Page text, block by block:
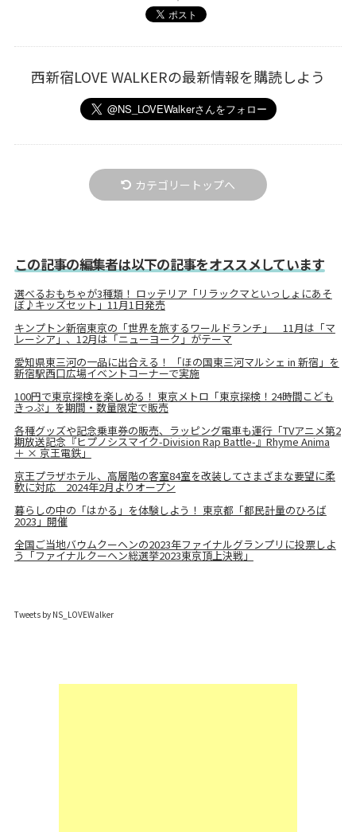
西新宿LOVE WALKERの最新情報を購読しよう
カテゴリートップへ
この記事の編集者は以下の記事をオススメしています
選べるおもちゃが3種類！ ロッテリア「リラックマといっしょにあそ
ぼ♪キッズセット」11月1日発売
キンプトン新宿東京の「世界を旅するワールドランチ」 11月は「マ
レーシア」、12月は「ニューヨーク」がテーマ
愛知県東三河の一品に出合える！ 「ほの国東三河マルシェ in 新宿」を
新宿駅西口広場イベントコーナーで実施
100円で東京探検を楽しめる！ 東京メトロ「東京探検！24時間こども
きっぷ」を期間・数量限定で販売
各種グッズや記念乗車券の販売、ラッピング電車も運行「TVアニメ第2
期放送記念『ヒプノシスマイク-Division Rap Battle-』Rhyme Anima
＋ × 京王電鉄」
京王プラザホテル、高層階の客室84室を改装してさまざまな要望に柔
軟に対応 2024年2月よりオープン
暮らしの中の「はかる」を体験しよう！ 東京都「都民計量のひろば
2023」開催
全国ご当地バウムクーヘンの2023年ファイナルグランプリに投票しよ
う「ファイナルクーヘン総選挙2023東京頂上決戦」
Tweets by NS_LOVEWalker